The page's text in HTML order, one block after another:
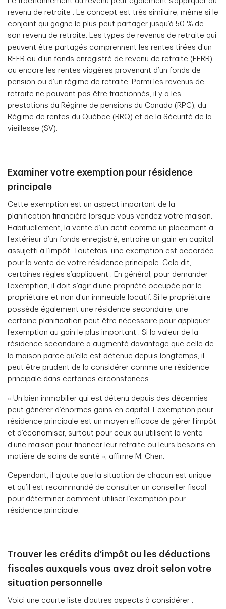
revenu de retraite : Le concept est très similaire, même si le
conjoint qui gagne le plus peut partager jusqu’à 50 % de
son revenu de retraite. Les types de revenus de retraite qui
peuvent être partagés comprennent les rentes tirées d’un
REER ou d’un fonds enregistré de revenu de retraite (FERR),
ou encore les rentes viagères provenant d’un fonds de
pension ou d’un régime de retraite. Parmi les revenus de
retraite ne pouvant pas être fractionnés, il y a les
prestations du Régime de pensions du Canada (RPC), du
Régime de rentes du Québec (RRQ) et de la Sécurité de la
vieillesse (SV).
Examiner votre exemption pour résidence
principale
Cette exemption est un aspect important de la
planification financière lorsque vous vendez votre maison.
Habituellement, la vente d’un actif, comme un placement à
l’extérieur d’un fonds enregistré, entraîne un gain en capital
assujetti à l’impôt. Toutefois, une exemption est accordée
pour la vente de votre résidence principale. Cela dit,
certaines règles s’appliquent : En général, pour demander
l’exemption, il doit s’agir d’une propriété occupée par le
propriétaire et non d’un immeuble locatif. Si le propriétaire
possède également une résidence secondaire, une
certaine planification peut être nécessaire pour appliquer
l’exemption au gain le plus important : Si la valeur de la
résidence secondaire a augmenté davantage que celle de
la maison parce qu’elle est détenue depuis longtemps, il
peut être prudent de la considérer comme une résidence
principale dans certaines circonstances.
« Un bien immobilier qui est détenu depuis des décennies
peut générer d’énormes gains en capital. L’exemption pour
résidence principale est un moyen efficace de gérer l’impôt
et d’économiser, surtout pour ceux qui utilisent la vente
d’une maison pour financer leur retraite ou leurs besoins en
matière de soins de santé », affirme M. Chen.
Cependant, il ajoute que la situation de chacun est unique
et qu’il est recommandé de consulter un conseiller fiscal
pour déterminer comment utiliser l’exemption pour
résidence principale.
Trouver les crédits d’impôt ou les déductions
fiscales auxquels vous avez droit selon votre
situation personnelle
Voici une courte liste d’autres aspects à considérer :